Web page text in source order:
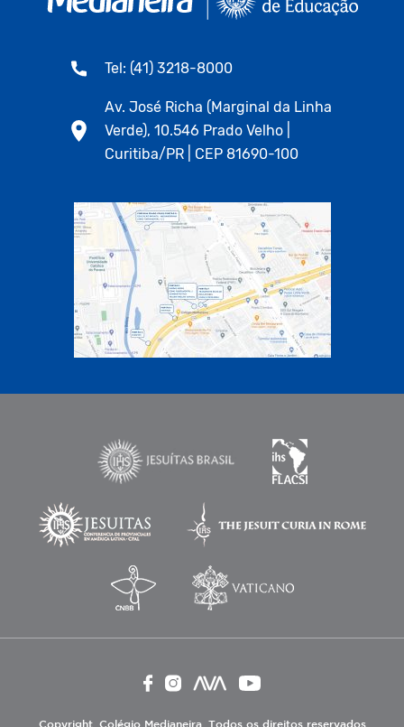
Tel: (41) 3218-8000
Av. José Richa (Marginal da Linha
Verde), 10.546 Prado Velho |
Curitiba/PR | CEP 81690-100
Copyright. Colégio Medianeira. Todos os direitos reservados